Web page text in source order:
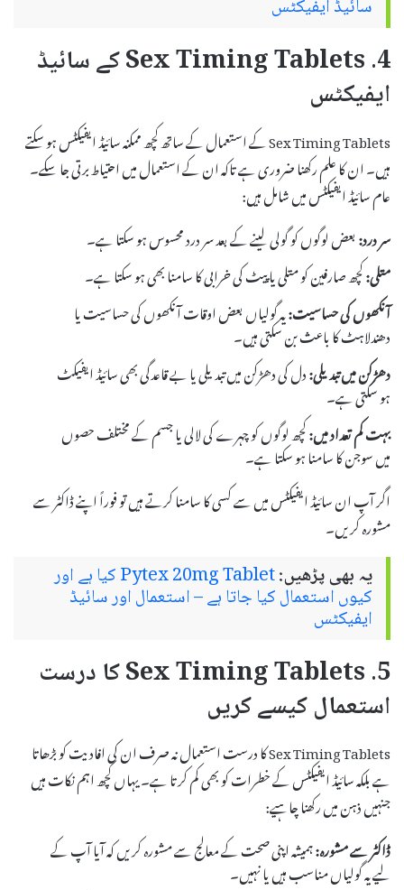
سائیڈ ایفیکٹس
4. Sex Timing Tablets کے سائیڈ
ایفیکٹس
Sex Timing Tablets کے استعمال کے ساتھ کچھ ممکنہ سائیڈ ایفیکٹس ہو سکتے
ہیں۔ ان کا علم رکھنا ضروری ہے تاکہ ان کے استعمال میں احتیاط برتی جا سکے۔
عام سائیڈ ایفیکٹس میں شامل ہیں:
سر درد:بعض لوگوں کو گولی لینے کے بعد سر درد محسوس ہو سکتا ہے۔
متلی:کچھ صارفین کو متلی یا پیٹ کی خرابی کا سامنا بھی ہو سکتا ہے۔
آنکھوں کی حساسیت:یہ گولیاں بعض اوقات آنکھوں کی حساسیت یا
دھندلاہٹ کا باعث بن سکتی ہیں۔
دھڑکن میں تبدیلی:دل کی دھڑکن میں تبدیلی یا بے قاعدگی بھی سائیڈ ایفیکٹ
ہو سکتی ہے۔
بہت کم تعداد میں:کچھ لوگوں کو چہرے کی لالی یا جسم کے مختلف حصوں
میں سوجن کا سامنا ہو سکتا ہے۔
اگر آپ ان سائیڈ ایفیکٹس میں سے کسی کا سامنا کرتے ہیں تو فوراً اپنے ڈاکٹر سے
مشورہ کریں۔
یہ بھی پڑھیں: Pytex 20mg Tablet کیا ہے اور
کیوں استعمال کیا جاتا ہے – استعمال اور سائیڈ
ایفیکٹس
5. Sex Timing Tablets کا درست
استعمال کیسے کریں
Sex Timing Tablets کا درست استعمال نہ صرف ان کی افادیت کو بڑھاتا
ہے بلکہ سائیڈ ایفیکٹس کے خطرات کو بھی کم کرتا ہے۔ یہاں کچھ اہم نکات ہیں
جنہیں ذہن میں رکھنا چاہیے:
ڈاکٹر سے مشورہ:ہمیشہ اپنی صحت کے معالج سے مشورہ کریں کہ آیا آپ کے
لیے یہ گولیاں مناسب ہیں یا نہیں۔